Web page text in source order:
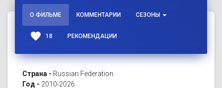
О ФИЛЬМЕ КОММЕНТАРИИ СЕЗОНЫ
favorite 18 РЕКОМЕНДАЦИИ
Страна - Russian Federation
Год - 2010-2026